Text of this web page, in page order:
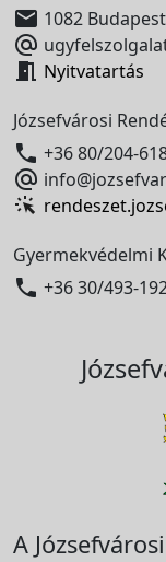
 1082

 Nyitvatartás
Józsefvárosi
 +36 80/204-

Gyermekvédelmi
 +36 30/493-
A